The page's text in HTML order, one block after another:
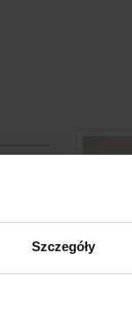
Szczegóły